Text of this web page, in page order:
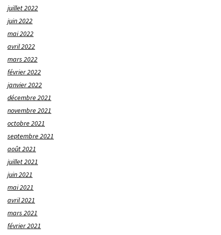
juillet 2022
juin 2022
mai 2022
avril 2022
mars 2022
février 2022
janvier 2022
décembre 2021
novembre 2021
octobre 2021
septembre 2021
août 2021
juillet 2021
juin 2021
mai 2021
avril 2021
mars 2021
février 2021